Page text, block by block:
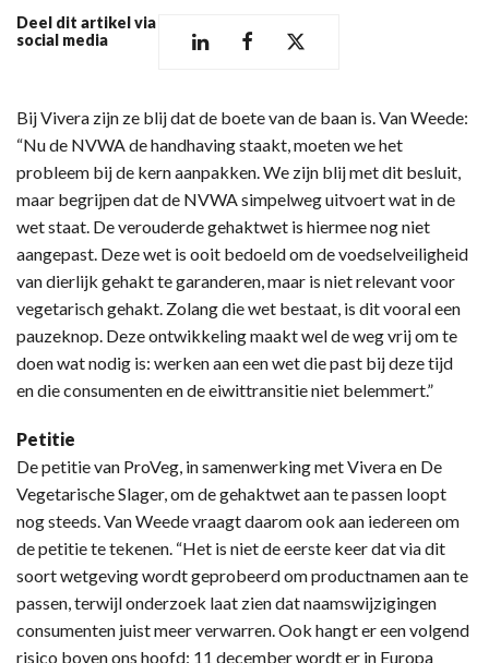
Deel dit artikel via
social media
Bij Vivera zijn ze blij dat de boete van de baan is. Van Weede:
“Nu de NVWA de handhaving staakt, moeten we het
probleem bij de kern aanpakken. We zijn blij met dit besluit,
maar begrijpen dat de NVWA simpelweg uitvoert wat in de
wet staat. De verouderde gehaktwet is hiermee nog niet
aangepast. Deze wet is ooit bedoeld om de voedselveiligheid
van dierlijk gehakt te garanderen, maar is niet relevant voor
vegetarisch gehakt. Zolang die wet bestaat, is dit vooral een
pauzeknop. Deze ontwikkeling maakt wel de weg vrij om te
doen wat nodig is: werken aan een wet die past bij deze tijd
en die consumenten en de eiwittransitie niet belemmert.”
Petitie
De petitie van ProVeg, in samenwerking met Vivera en De
Vegetarische Slager, om de gehaktwet aan te passen loopt
nog steeds. Van Weede vraagt daarom ook aan iedereen om
de petitie te tekenen. “Het is niet de eerste keer dat via dit
soort wetgeving wordt geprobeerd om productnamen aan te
passen, terwijl onderzoek laat zien dat naamswijzigingen
consumenten juist meer verwarren. Ook hangt er een volgend
risico boven ons hoofd: 11 december wordt er in Europa